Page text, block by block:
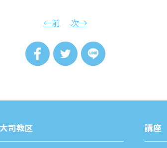
←前 次→
司教区 講座